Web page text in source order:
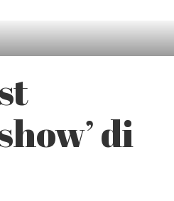
di